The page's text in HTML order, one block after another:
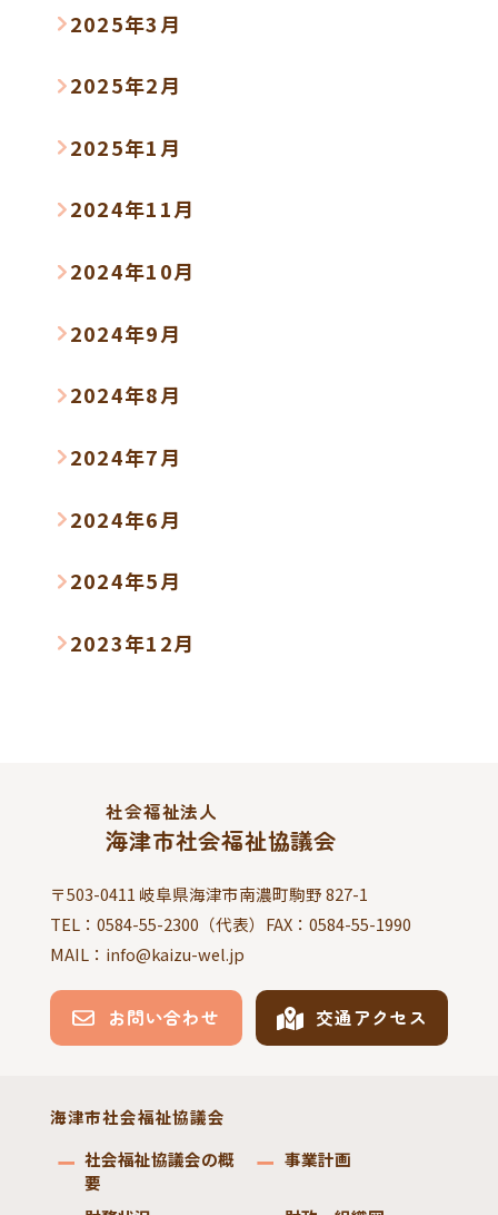
2025年3月
2025年2月
2025年1月
2024年11月
2024年10月
2024年9月
2024年8月
2024年7月
2024年6月
2024年5月
2023年12月
社会福祉法人
海津市社会福祉協議会
〒503-0411 岐阜県海津市南濃町駒野 827-1
TEL： 0584-55-2300 （代表）FAX： 0584-55-1990
MAIL：info@kaizu-wel.jp
お問い合わせ 交通アクセス
海津市社会福祉協議会
社会福祉協議会の概
要
事業計画